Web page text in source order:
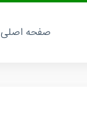
صفحه اصلی